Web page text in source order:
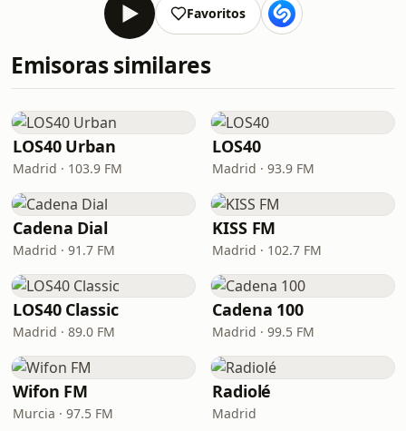
Favoritos
Emisoras similares
LOS40 Urban
Madrid · 103.9 FM
LOS40
Madrid · 93.9 FM
Cadena Dial
Madrid · 91.7 FM
KISS FM
Madrid · 102.7 FM
LOS40 Classic
Madrid · 89.0 FM
Cadena 100
Madrid · 99.5 FM
Wifon FM
Murcia · 97.5 FM
Radiolé
Madrid